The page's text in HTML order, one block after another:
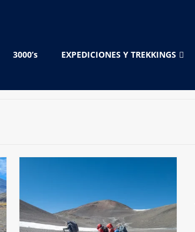
3000’s EXPEDICIONES Y TREKKINGS